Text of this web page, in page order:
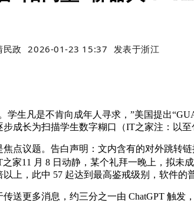
民政 2026-01-23 15:37 发表于浙江
生凡是不肯向成年人寻求，”美国提出
成长为扫描学生数字糊口（IT之家注：以
议题。告白声明：文内含有的对外跳转链
家11 月 8 日动静，某个礼拜一晚上，拟未
上，此中 57 起达到最高鉴戒级别，软件的
更多消息，约三分之一由 ChatGPT 触发，